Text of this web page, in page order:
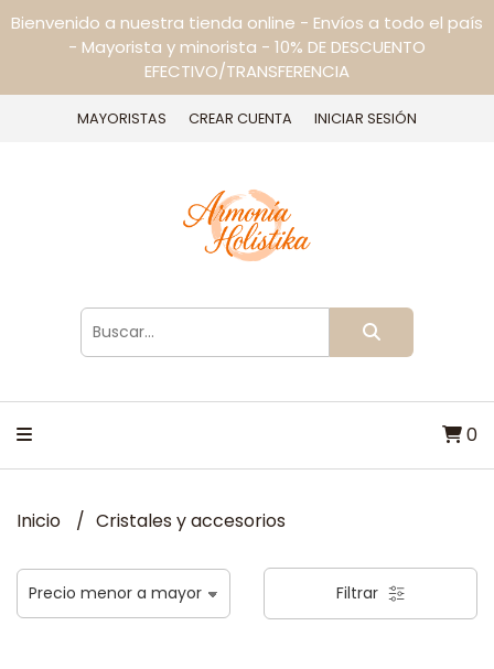
Bienvenido a nuestra tienda online - Envíos a todo el país
- Mayorista y minorista - 10% DE DESCUENTO
EFECTIVO/TRANSFERENCIA
MAYORISTAS CREAR CUENTA INICIAR SESIÓN
0
Inicio Cristales y accesorios
Filtrar